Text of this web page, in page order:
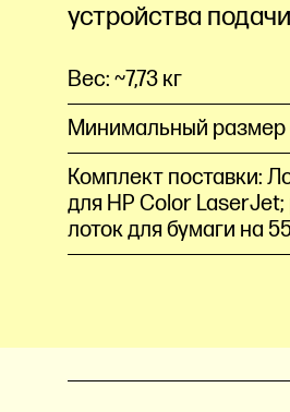
устройства
Вес: ~7,73 кг
Минимальный размер
Комплект поставки:
для HP Color LaserJet;
лоток для бумаги на